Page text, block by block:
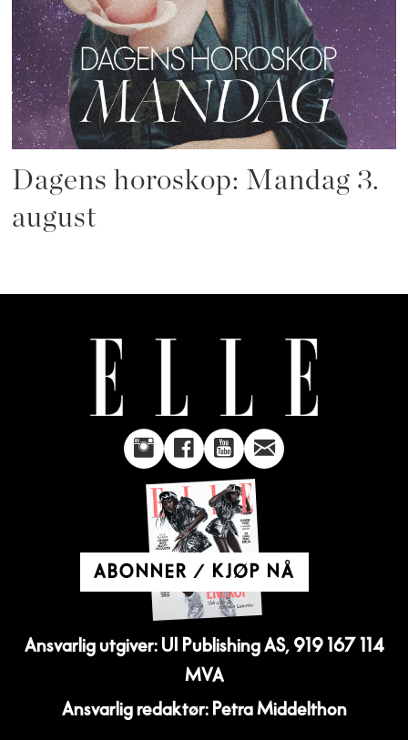
Dagens horoskop: Mandag 3.
august
ABONNER / KJØP NÅ
Ansvarlig utgiver: UI Publishing AS, 919 167 114
MVA
Ansvarlig redaktør: Petra Middelthon